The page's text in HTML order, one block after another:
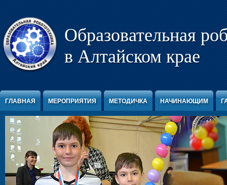
Образовательная
в Алтайском крае
ГЛАВНАЯ МЕРОПРИЯТИЯ МЕТОДИЧКА НАЧИНАЮЩИМ